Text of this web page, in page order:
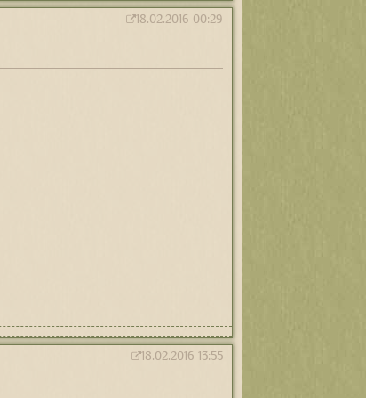
18.02.2016 00:29
18.02.2016 13:55